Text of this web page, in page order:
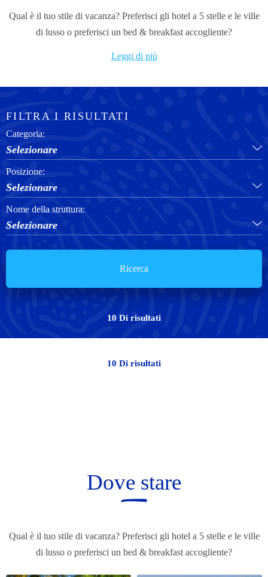
Qual è il tuo stile di vacanza? Preferisci gli hotel a 5 stelle e le ville
di lusso o preferisci un bed & breakfast accogliente?
Leggi di più
FILTRA I RISULTATI
Categoria:
Selezionare
Posizione:
Selezionare
Nome della struttura:
Selezionare
Ricerca
10 Di risultati
10 Di risultati
Dove stare
Qual è il tuo stile di vacanza? Preferisci gli hotel a 5 stelle e le ville
di lusso o preferisci un bed & breakfast accogliente?